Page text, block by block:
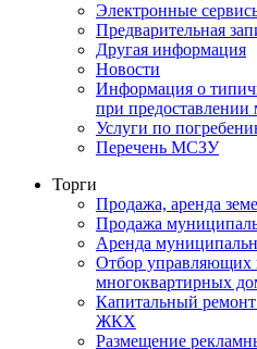
Электронные
Предварительная
Другая информация
Новости
Информация о
при
Услуги по
Перечень МСЗУ
Торги
Продажа, аренда
Продажа
Аренда
Отбор управляющих
многоквартирных
Капитальный ремонт
ЖКХ
Размещение